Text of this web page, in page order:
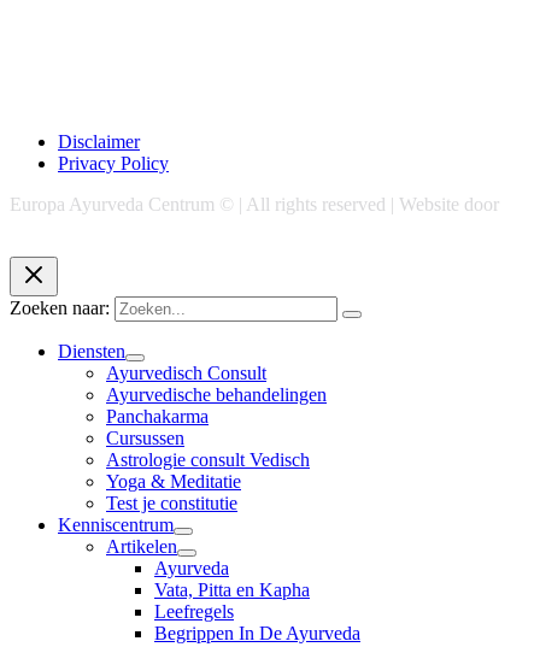
Disclaimer
Privacy Policy
Europa Ayurveda Centrum © | All rights reserved | Website door
Zoeken naar:
Diensten
Ayurvedisch Consult
Ayurvedische behandelingen
Panchakarma
Cursussen
Astrologie consult Vedisch
Yoga & Meditatie
Test je constitutie
Kenniscentrum
Artikelen
Ayurveda
Vata, Pitta en Kapha
Leefregels
Begrippen In De Ayurveda